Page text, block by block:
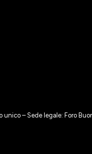
– Sede legale: Foro